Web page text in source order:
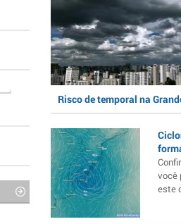
Risco de temporal na
você
este